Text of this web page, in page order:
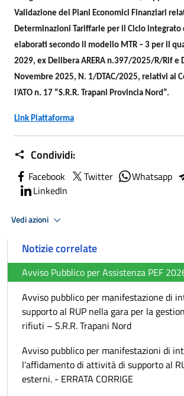
Validazione dei Piani Economici Finanziari
Determinazioni Tariffarie per il Ciclo integrato
elaborati secondo il modello MTR – 3 per il
2029, ex Delibera ARERA n.397/2025/R/Rif e
Novembre 2025, N. 1/DTAC/2025, relativi ai
l’ATO n. 17 “S.R.R. Trapani Provincia Nord”.
Link Piattaforma
Condividi:
Facebook Twitter Whatsapp
LinkedIn
Vedi azioni
Notizie correlate
Avviso Pubblico per Assistenza PEF
Avviso pubblico per manifestazione di
supporto al RUP nella gara per la
rifiuti – S.R.R. Trapani Nord
Avviso pubblico per manifestazioni di
l’affidamento di attività di supporto al
esterni. - ERRATA CORRIGE